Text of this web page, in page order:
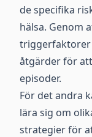
de specifika
hälsa. Genom
triggerfaktorer
åtgärder för
episoder.
För det andra
lära sig om
strategier för